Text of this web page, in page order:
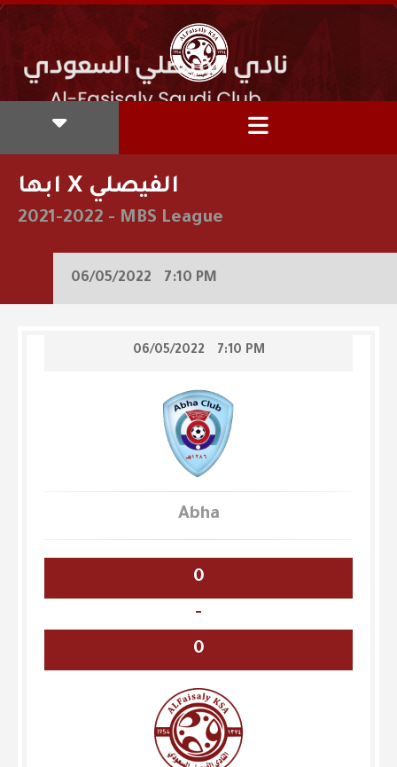
ابها X الفيصلي
2021-2022 - MBS League
06/05/2022 7:10 PM
06/05/2022 7:10 PM
Abha
0
-
0